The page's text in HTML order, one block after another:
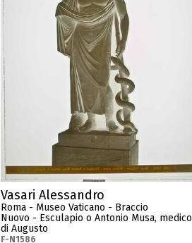
Vasari Alessandro
Roma - Museo Vaticano - Braccio
Nuovo - Esculapio o Antonio Musa, medico
di Augusto
F-N1586